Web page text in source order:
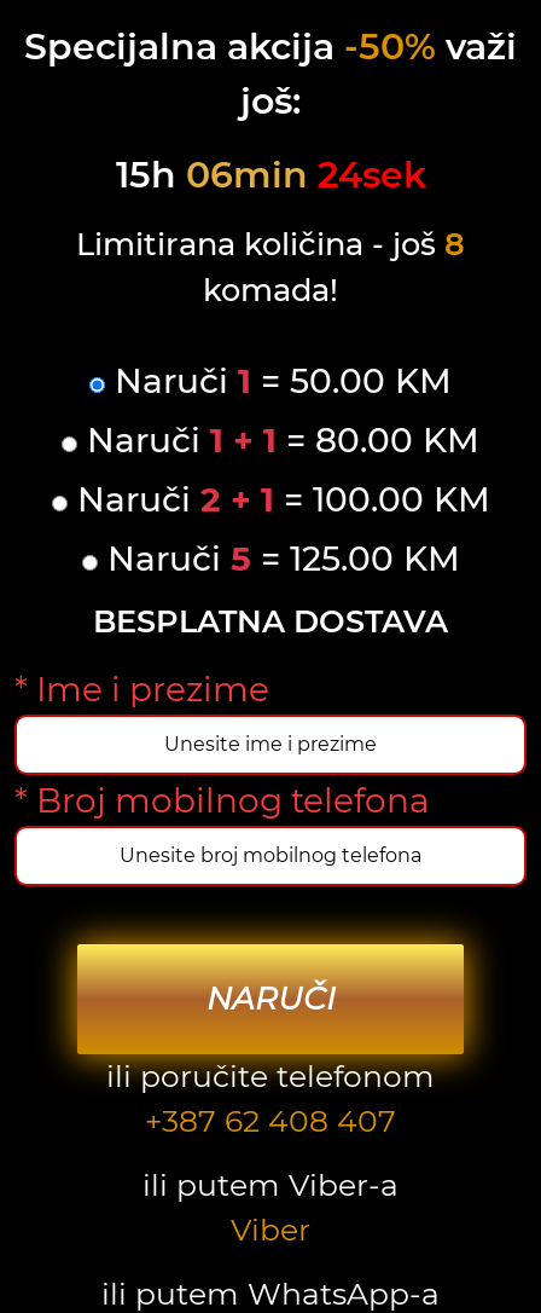
Specijalna akcija -50% važi
još:
15h 06min 24sek
Limitirana količina - još 8
komada!
Naruči 1 = 50.00 KM
Naruči 1 + 1 = 80.00 KM
Naruči 2 + 1 = 100.00 KM
Naruči 5 = 125.00 KM
BESPLATNA DOSTAVA
* Ime i prezime
* Broj mobilnog telefona
NARUČI
ili poručite telefonom
+387 62 408 407
ili putem Viber-a
Viber
ili putem WhatsApp-a